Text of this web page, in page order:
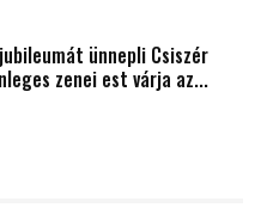
ünnepli Csiszér
zenei est várja az...